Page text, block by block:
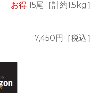
お得 15尾 ［計約1.5kg］
7,450円［税込］